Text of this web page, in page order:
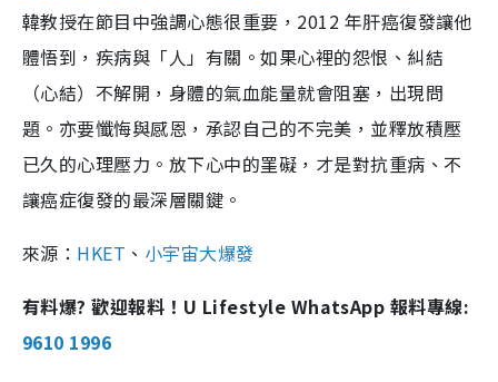
韓教授在節目中強調心態很重要，2012 年肝癌復發讓他
體悟到，疾病與「人」有關。如果心裡的怨恨、糾結
（心結）不解開，身體的氣血能量就會阻塞，出現問
題。亦要懺悔與感恩，承認自己的不完美，並釋放積壓
已久的心理壓力。放下心中的罣礙，才是對抗重病、不
讓癌症復發的最深層關鍵。
來源： HKET 、 小宇宙大爆發
有料爆? 歡迎報料！U Lifestyle WhatsApp 報料專線:
9610 1996